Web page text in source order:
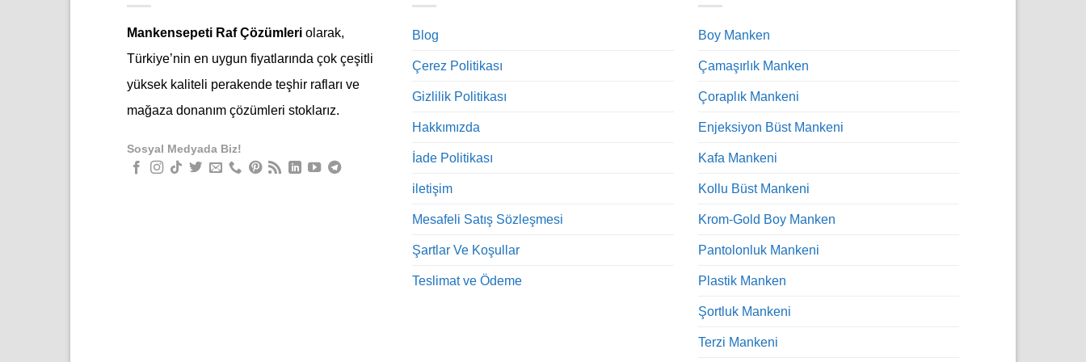
Mankensepeti Raf Çözümleri olarak,
Türkiye’nin en uygun fiyatlarında çok çeşitli
yüksek kaliteli perakende teşhir rafları ve
mağaza donanım çözümleri stoklarız.
Sosyal Medyada Biz!
Blog
Çerez Politikası
Gizlilik Politikası
Hakkımızda
İade Politikası
iletişim
Mesafeli Satış Sözleşmesi
Şartlar Ve Koşullar
Teslimat ve Ödeme
Boy Manken
Çamaşırlık Manken
Çoraplık Mankeni
Enjeksiyon Büst Mankeni
Kafa Mankeni
Kollu Büst Mankeni
Krom-Gold Boy Manken
Pantolonluk Mankeni
Plastik Manken
Şortluk Mankeni
Terzi Mankeni